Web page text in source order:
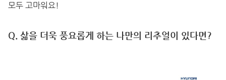
모두 고마워요!
Q. 삶을 더욱 풍요롭게 하는 나만의 리추얼이 있다면?